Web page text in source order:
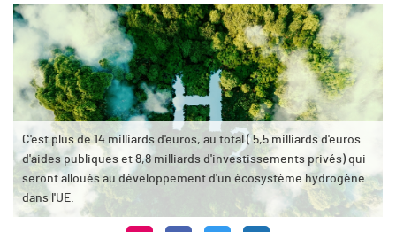
C'est plus de 14 milliards d'euros, au total ( 5,5 milliards d'euros
d'aides publiques et 8,8 milliards d'investissements privés) qui
seront alloués au développement d'un écosystème hydrogène
dans l'UE.